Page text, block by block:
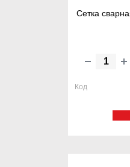
Сетка
Код